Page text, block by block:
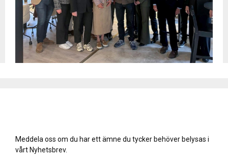
Meddela oss om du har ett ämne du tycker behöver belysas i
vårt Nyhetsbrev.